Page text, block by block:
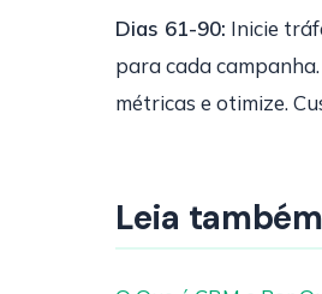
Dias 61-90: Inicie
para cada
métricas e otimize.
Leia também